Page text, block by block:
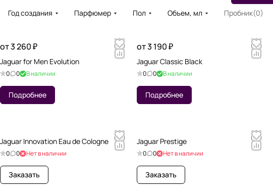
Год создания
Парфюмер Пол Объем, мл Пробник(0)
от 3 260 ₽
Jaguar for Men Evolution
0 0 В наличии
Подробнее
от 3 190 ₽
Jaguar Classic Black
0 0 В наличии
Подробнее
Jaguar Innovation Eau de Cologne
0 0 Нет в наличии
Заказать
Jaguar Prestige
0 0 Нет в наличии
Заказать